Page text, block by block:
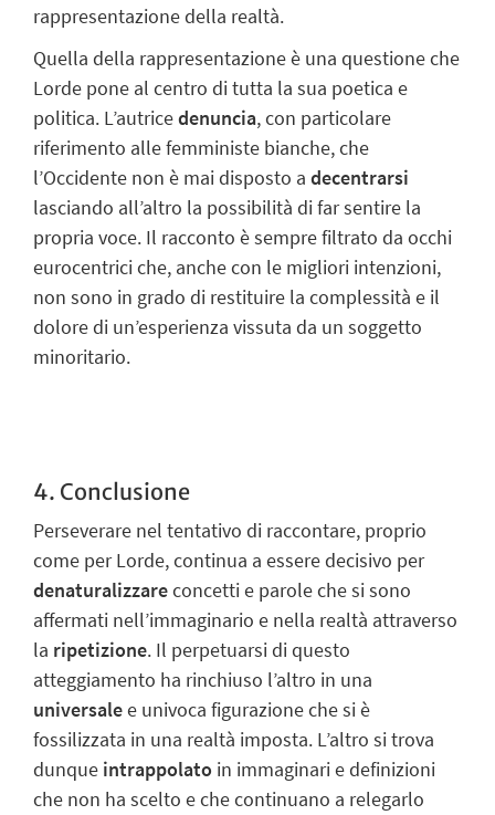
rappresentazione della realtà.
Quella della rappresentazione è una questione che
Lorde pone al centro di tutta la sua poetica e
politica. L’autricedenuncia, con particolare
riferimento alle femministe bianche, che
l’Occidente non è mai disposto a decentrarsi
lasciando all’altro la possibilità di far sentire la
propria voce. Il racconto è sempre filtrato da occhi
eurocentrici che, anche con le migliori intenzioni,
non sono in grado di restituire la complessità e il
dolore di un’esperienza vissuta da un soggetto
minoritario.
4. Conclusione
Perseverare nel tentativo di raccontare, proprio
come per Lorde, continua a esseredecisivo per
denaturalizzareconcetti e parole che si sono
affermati nell’immaginario e nella realtà attraverso
la ripetizione. Il perpetuarsi di questo
atteggiamento ha rinchiuso l’altro in una
universalee univoca figurazioneche si è
fossilizzata in una realtà imposta. L’altro si trova
dunque intrappolato in immaginari e definizioni
che non ha scelto e che continuano a relegarlo